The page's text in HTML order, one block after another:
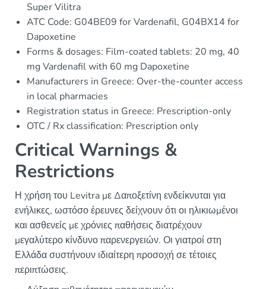
Super Vilitra
ATC Code: G04BE09 for Vardenafil, G04BX14 for
Dapoxetine
Forms & dosages: Film-coated tablets: 20 mg, 40
mg Vardenafil with 60 mg Dapoxetine
Manufacturers in Greece: Over-the-counter access
in local pharmacies
Registration status in Greece: Prescription-only
OTC / Rx classification: Prescription only
Critical Warnings &
Restrictions
Η χρήση του Levitra με Δαποξετίνη ενδείκνυται για
ενήλικες, ωστόσο έρευνες δείχνουν ότι οι ηλικιωμένοι
και ασθενείς με χρόνιες παθήσεις διατρέχουν
μεγαλύτερο κίνδυνο παρενεργειών. Οι γιατροί στη
Ελλάδα συστήνουν ιδιαίτερη προσοχή σε τέτοιες
περιπτώσεις.